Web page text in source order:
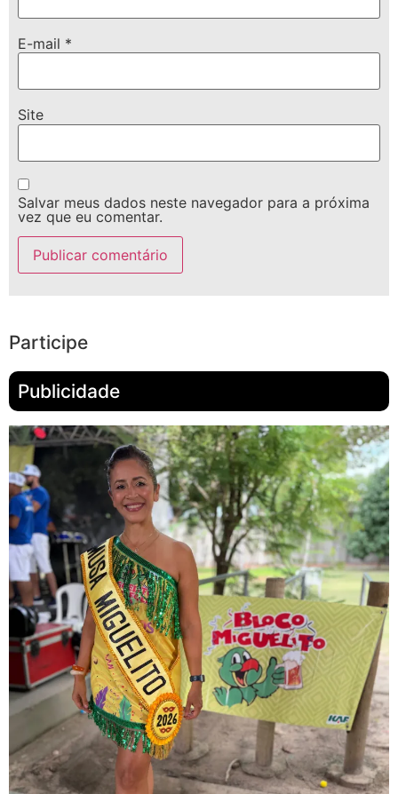
E-mail *
Site
Salvar meus dados neste navegador para a próxima
vez que eu comentar.
Participe
Publicidade